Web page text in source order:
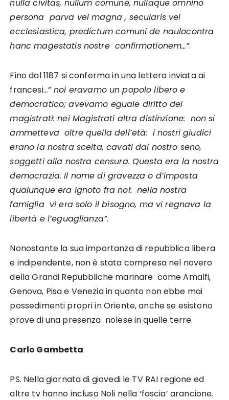
nulla civitas, nullum comune, nullaque omnino
persona parva vel magna , secularis vel
ecclesiastica, predictum comuni de naulocontra
hanc magestatis nostre confirmationem…”.
Fino dal 1187 si conferma in una lettera inviata ai
francesi…” noi eravamo un popolo libero e
democratico; avevamo eguale diritto dei
magistrati: nei Magistrati altra distinzione: non si
ammetteva oltre quella dell’età: i nostri giudici
erano la nostra scelta, cavati dal nostro seno,
soggetti alla nostra censura. Questa era la nostra
democrazia. Il nome di gravezza o d’imposta
qualunque era ignoto fra noi: nella nostra
famiglia vi era solo il bisogno, ma vi regnava la
libertà e l’eguaglianza”.
Nonostante la sua importanza di repubblica libera
e indipendente, non è stata compresa nel novero
della Grandi Repubbliche marinare come Amalfi,
Genova, Pisa e Venezia in quanto non ebbe mai
possedimenti propri in Oriente, anche se esistono
prove di una presenza nolese in quelle terre.
Carlo Gambetta
PS. Nella giornata di giovedi le TV RAI regione ed
altre tv hanno incluso Noli nella ‘fascia’ arancione.